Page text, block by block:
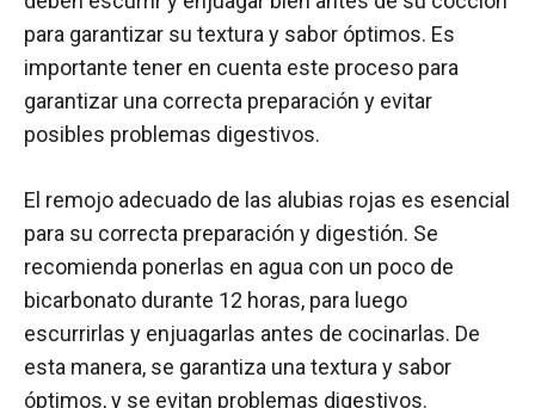
para garantizar su textura y sabor óptimos. Es
importante tener en cuenta este proceso para
garantizar una correcta preparación y evitar
posibles problemas digestivos.
El remojo adecuado de las alubias rojas es esencial
para su correcta preparación y digestión. Se
recomienda ponerlas en agua con un poco de
bicarbonato durante 12 horas, para luego
escurrirlas y enjuagarlas antes de cocinarlas. De
esta manera, se garantiza una textura y sabor
óptimos, y se evitan problemas digestivos.